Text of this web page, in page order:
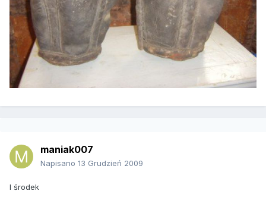
maniak007
Napisano 13 Grudzień 2009
I środek